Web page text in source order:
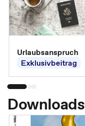
Urlaubsanspruch
Exklusivbeitrag
Downloads